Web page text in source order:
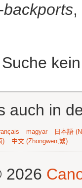
auch in
magyar
日本語
) 中文 (Zhongwen,繁)
2026